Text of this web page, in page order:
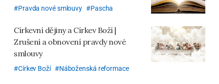
Pravda nové smlouvy Pascha
Církevní dějiny a Církev Boží |
Zrušení a obnovení pravdy nové
smlouvy
Církev Boží Náboženská reformace